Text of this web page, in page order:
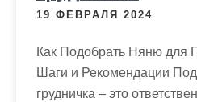
19 ФЕВРАЛЯ 2024
Как Подобрать Няню для
Шаги и Рекомендации
грудничка – это